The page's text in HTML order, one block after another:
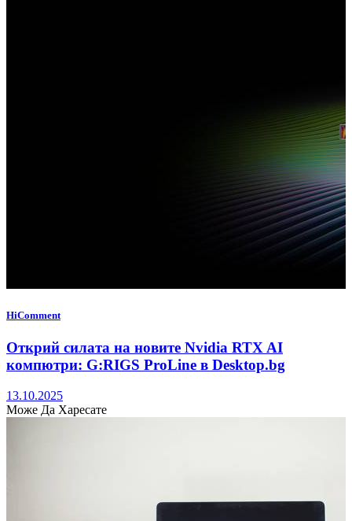
HiComment
Открий силата на новите Nvidia RTX AI
компютри: G:RIGS ProLine в Desktop.bg
13.10.2025
Може Да Харесате